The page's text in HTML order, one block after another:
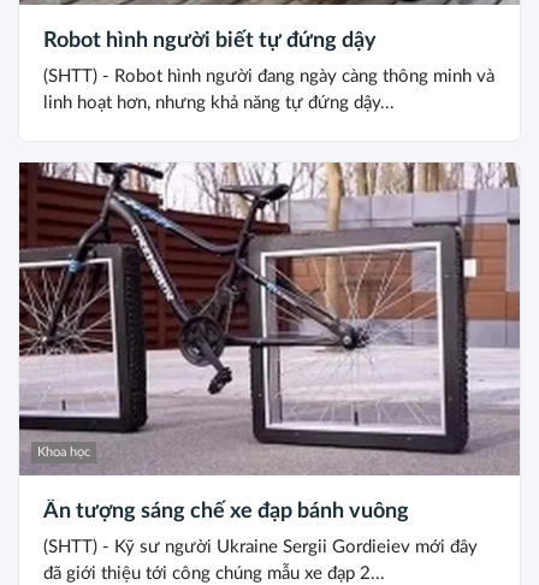
Robot hình người biết tự đứng dậy
(SHTT) - Robot hình người đang ngày càng thông minh và
linh hoạt hơn, nhưng khả năng tự đứng dậy...
Khoa học
Ấn tượng sáng chế xe đạp bánh vuông
(SHTT) - Kỹ sư người Ukraine Sergii Gordieiev mới đây
đã giới thiệu tới công chúng mẫu xe đạp 2...